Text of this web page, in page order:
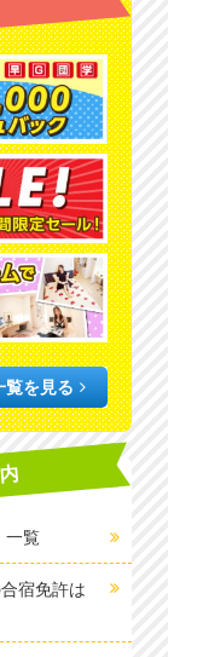
覧を見る
一覧
宿免許は